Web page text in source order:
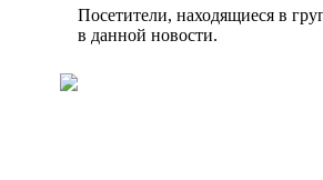
Посетители, находящиеся в
в данной новости.